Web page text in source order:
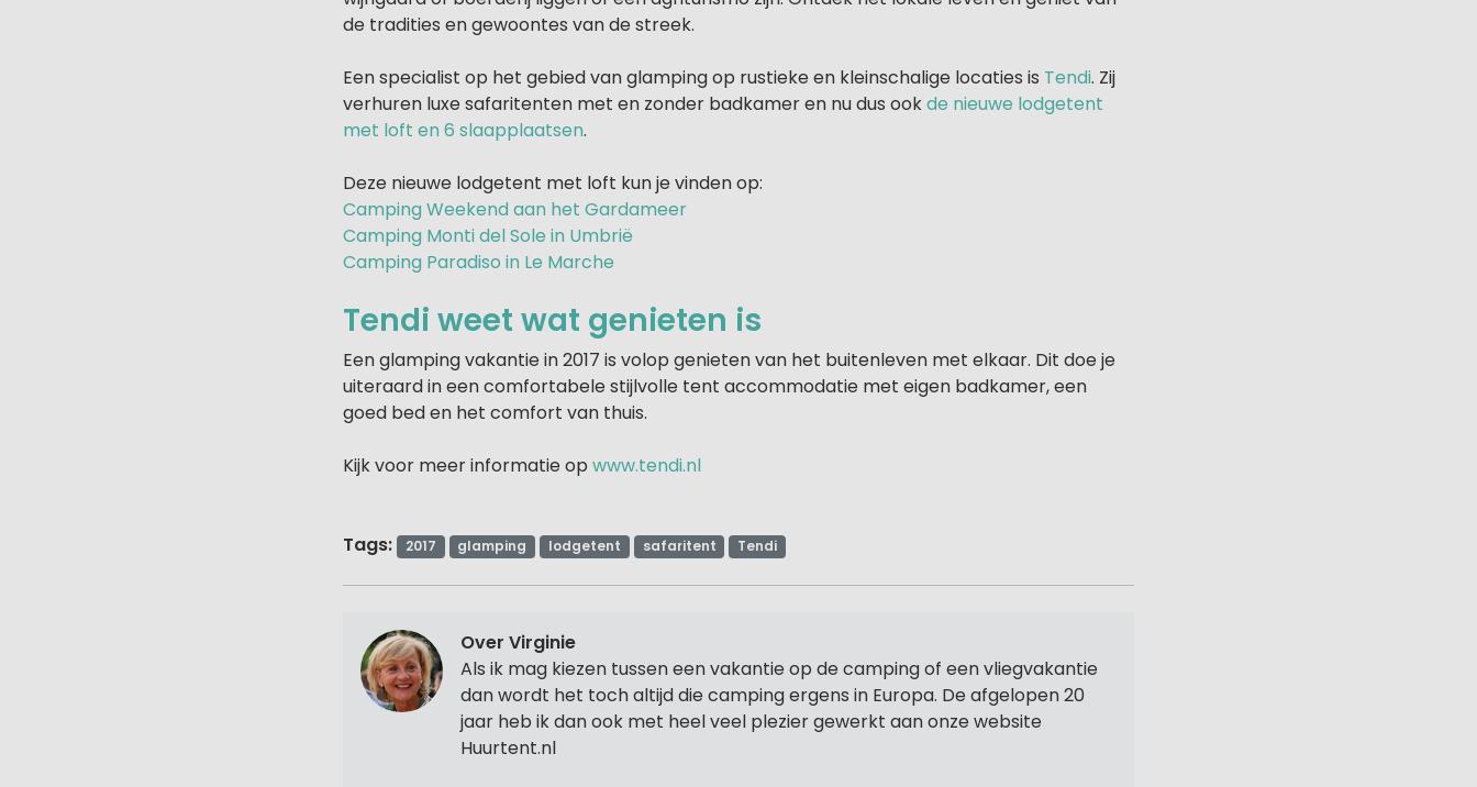
de tradities en gewoontes van de streek.
Een specialist op het gebied van glamping op rustieke en kleinschalige locaties is Tendi. Zij
verhuren luxe safaritenten met en zonder badkamer en nu dus ookde nieuwe lodgetent
met loft en 6 slaapplaatsen.
Deze nieuwe lodgetent met loft kun je vinden op:
Camping Weekend aan het Gardameer
Camping Monti del Sole in Umbrië
Camping Paradiso in Le Marche
Tendi weet wat genieten is
Een glamping vakantie in 2017 is volop genieten van het buitenleven met elkaar. Dit doe je
uiteraard in een comfortabele stijlvolle tent accommodatie met eigen badkamer, een
goed bed en het comfort van thuis.
Kijk voor meer informatie op www.tendi.nl
Tags: 2017 glamping lodgetent safaritent Tendi
Over Virginie
Als ik mag kiezen tussen een vakantie op de camping of een vliegvakantie
dan wordt het toch altijd die camping ergens in Europa. De afgelopen 20
jaar heb ik dan ook met heel veel plezier gewerkt aan onze website
Huurtent.nl